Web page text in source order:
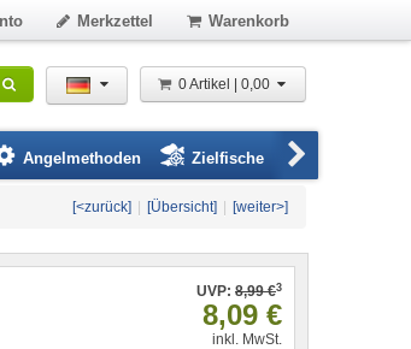
Merkzettel Warenkorb
0 Artikel | 0,00
Angelmethoden Zielfische
[<zurück] [Übersicht] [weiter>]
UVP: 8,99 €3
8,09 €
inkl. MwSt.